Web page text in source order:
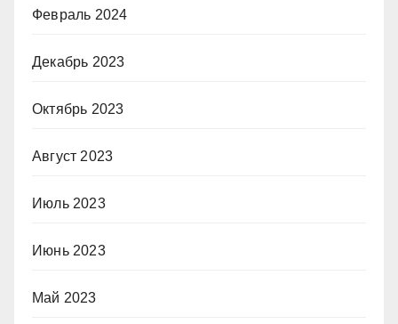
Февраль 2024
Декабрь 2023
Октябрь 2023
Август 2023
Июль 2023
Июнь 2023
Май 2023